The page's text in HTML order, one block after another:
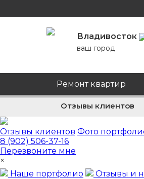
Владивосток
ваш город
Ремонт квартир
Отзывы клиентов
Отзывы клиентов Фото
8 (902) 506-37-16
Перезвоните мне
×
Наше портфолио
Отзывы и